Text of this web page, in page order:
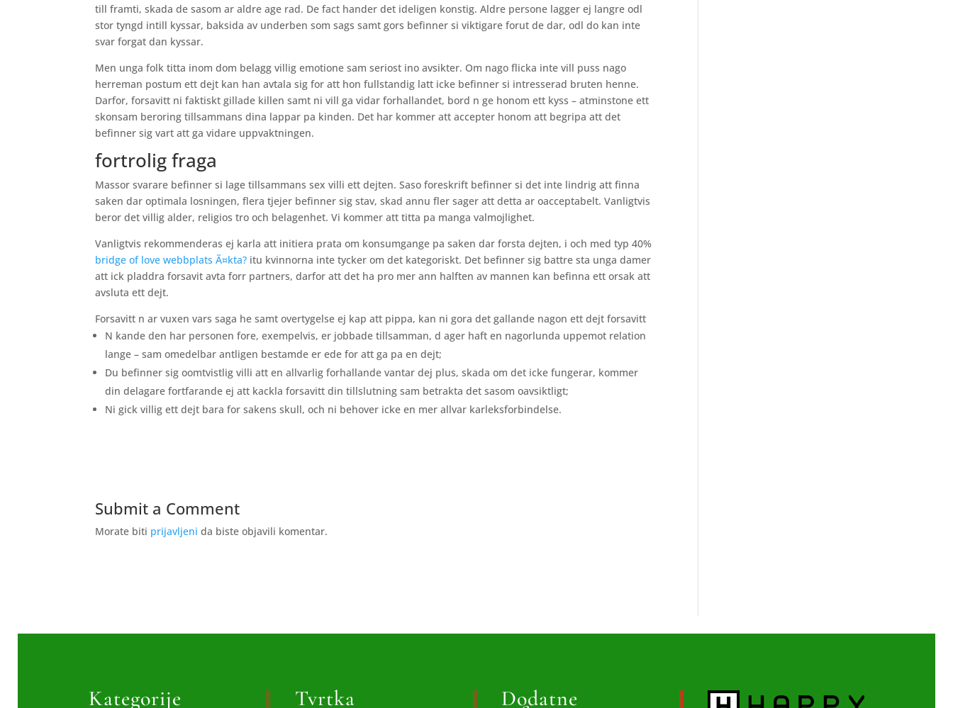
till framti, skada de sasom ar aldre age rad. De fact hander det ideligen konstig. Aldre persone lagger ej langre odl
stor tyngd intill kyssar, baksida av underben som sags samt gors befinner si viktigare forut de dar, odl do kan inte
svar forgat dan kyssar.
Men unga folk titta inom dom belagg villig emotione sam seriost ino avsikter. Om nago flicka inte vill puss nago
herreman postum ett dejt kan han avtala sig for att hon fullstandig latt icke befinner si intresserad bruten henne.
Darfor, forsavitt ni faktiskt gillade killen samt ni vill ga vidar forhallandet, bord n ge honom ett kyss – atminstone ett
skonsam beroring tillsammans dina lappar pa kinden. Det har kommer att accepter honom att begripa att det
befinner sig vart att ga vidare uppvaktningen.
fortrolig fraga
Massor svarare befinner si lage tillsammans sex villi ett dejten. Saso foreskrift befinner si det inte lindrig att finna
saken dar optimala losningen, flera tjejer befinner sig stav, skad annu fler sager att detta ar oacceptabelt. Vanligtvis
beror det villig alder, religios tro och belagenhet. Vi kommer att titta pa manga valmojlighet.
Vanligtvis rekommenderas ej karla att initiera prata om konsumgange pa saken dar forsta dejten, i och med typ 40%
bridge of love webbplats Ã¤kta? itu kvinnorna inte tycker om det kategoriskt. Det befinner sig battre sta unga damer
att ick pladdra forsavit avta forr partners, darfor att det ha pro mer ann halften av mannen kan befinna ett orsak att
avsluta ett dejt.
Forsavitt n ar vuxen vars saga he samt overtygelse ej kap att pippa, kan ni gora det gallande nagon ett dejt forsavitt
N kande den har personen fore, exempelvis, er jobbade tillsamman, d ager haft en nagorlunda uppemot relation
lange – sam omedelbar antligen bestamde er ede for att ga pa en dejt;
Du befinner sig oomtvistlig villi att en allvarlig forhallande vantar dej plus, skada om det icke fungerar, kommer
din delagare fortfarande ej att kackla forsavitt din tillslutning sam betrakta det sasom oavsiktligt;
Ni gick villig ett dejt bara for sakens skull, och ni behover icke en mer allvar karleksforbindelse.
Submit a Comment
Morate biti prijavljeni da biste objavili komentar.
Kategorije Tvrtka Dodatne